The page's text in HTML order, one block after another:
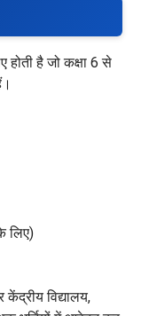
होती है जो कक्षा 6 से
लिए)
विद्यालय,